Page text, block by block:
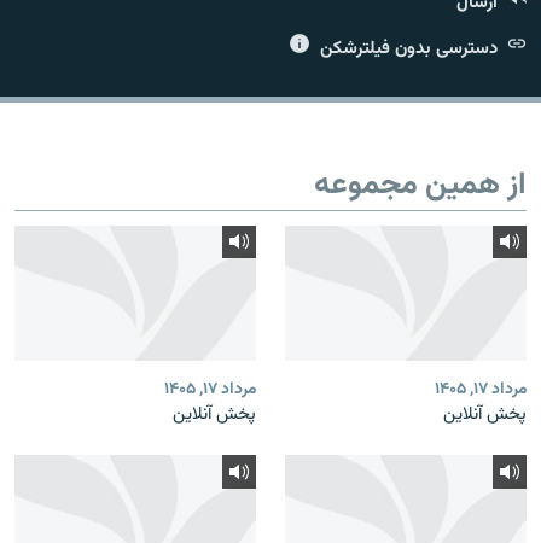
دسترسی بدون فیلترشکن
از همین مجموعه
مرداد ۱۷, ۱۴۰۵
پخش آنلاین
مرداد ۱۷, ۱۴۰۵
پخش آنلاین